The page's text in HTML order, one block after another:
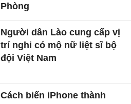
Phòng
Người dân Lào cung cấp vị
trí nghi có mộ nữ liệt sĩ bộ
đội Việt Nam
Cách biến iPhone thành